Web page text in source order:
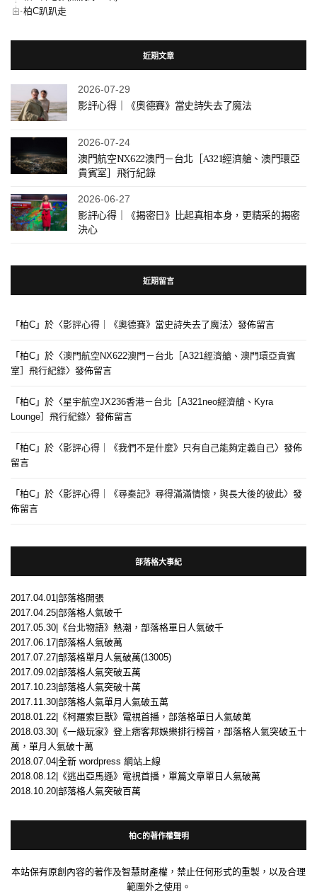
柏C趴趴走
近期文章
2026-07-29
影評心得｜《奧德賽》當史詩失去了魔法
2026-07-24
澳門航空NX622澳門－台北［A321經濟艙、澳門環亞
貴賓室］飛行紀錄
2026-06-27
影評心得｜《揭密日》比起真相本身，更精采的揭密
決心
近期留言
「 柏C 」於〈影評心得｜《奧德賽》當史詩失去了魔法〉發佈留言
「 柏C 」於〈澳門航空NX622澳門－台北［A321經濟艙、澳門環亞貴賓
室］飛行紀錄〉發佈留言
「 柏C 」於〈星宇航空JX236香港－台北［A321neo經濟艙、Kyra
Lounge］飛行紀錄〉發佈留言
「 柏C 」於〈影評心得｜《我們不是什麼》只有自己能夠定義自己〉發佈
留言
「 柏C 」於〈影評心得｜《尋秦記》尋得滿滿情懷，與長大後的彼此〉發
佈留言
部落格大事紀
2017.04.01|部落格開張
2017.04.25|部落格人氣破千
2017.05.30|《台北物語》熱潮，部落格單日人氣破千
2017.06.17|部落格人氣破萬
2017.07.27|部落格單月人氣破萬(13005)
2017.09.02|部落格人氣突破五萬
2017.10.23|部落格人氣突破十萬
2017.11.30|部落格人氣單月人氣破五萬
2018.01.22|《柯羅索巨獸》電視首播，部落格單日人氣破萬
2018.03.30|《一級玩家》登上痞客邦娛樂排行榜首，部落格人氣突破五十
萬，單月人氣破十萬
2018.07.04|全新 wordpress 網站上線
2018.08.12|《逃出亞馬遜》電視首播，單篇文章單日人氣破萬
2018.10.20|部落格人氣突破百萬
柏C的著作權聲明
本站保有原創內容的著作及智慧財產權，禁止任何形式的重製，以及合理
範圍外之使用。